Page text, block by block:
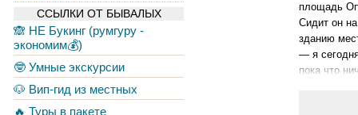
ССЫЛКИ ОТ БЫВАЛЫХ
🙈 НЕ Букинг (румгуру -
экономим💰)
🤓 Умные экскурсии
🐶 Вип-гид из местных
🔥 Туры в пакете
площадь
Сидит он
зданию
— я
пока что